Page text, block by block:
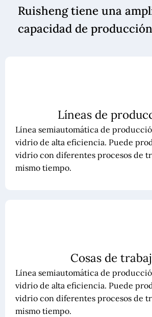
Ruisheng tiene una
capacidad de producción
Líneas de
Línea semiautomática de
vidrio de alta eficiencia. Puede
vidrio con diferentes procesos de
mismo tiempo.
Cosas de
Línea semiautomática de
vidrio de alta eficiencia. Puede
vidrio con diferentes procesos de
mismo tiempo.